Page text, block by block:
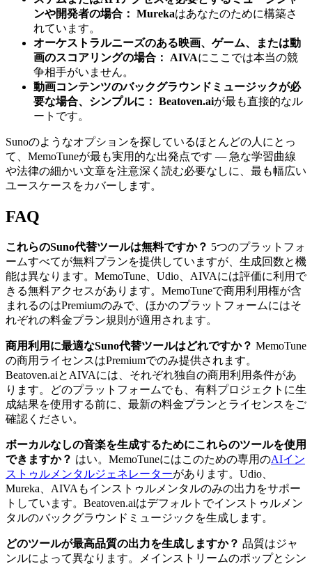
ンや開発者の場合： Murekaはあなたのために構築さ
れています。
オーケストラルニーズのある映画、ゲーム、または動
画のスコアリングの場合：
AIVAにここでは本当の競
争相手がいません。
動画コンテンツのバックグラウンドミュージックが必
要な場合、シンプルに： Beatoven.aiが最も直接的なル
ートです。
Sunoのようなオプションを探しているほとんどの人にとっ
て、MemoTuneが最も実用的な出発点です — 急な学習曲線
や法律の細かい文章を注意深く読む必要なしに、最も幅広い
ユースケースをカバーします。
FAQ
これらのSuno代替ツールは無料ですか？ 5つのプラットフォ
ームすべてが無料プランを提供していますが、生成回数と機
能は異なります。MemoTune、Udio、AIVAには評価に利用で
きる無料アクセスがあります。MemoTuneで商用利用権が含
まれるのはPremiumのみで、ほかのプラットフォームにはそ
れぞれの料金プラン規則が適用されます。
商用利用に最適なSuno代替ツールはどれですか？ MemoTune
の商用ライセンスはPremiumでのみ提供されます。
Beatoven.aiとAIVAには、それぞれ独自の商用利用条件があ
ります。どのプラットフォームでも、有料プロジェクトに生
成結果を使用する前に、最新の料金プランとライセンスをご
確認ください。
ボーカルなしの音楽を生成するためにこれらのツールを使用
できますか？ はい。MemoTuneにはこのための専用のAIイン
ストゥルメンタルジェネレーターがあります。Udio、
Mureka、AIVAもインストゥルメンタルのみの出力をサポー
トしています。Beatoven.aiはデフォルトでインストゥルメン
タルのバックグラウンドミュージックを生成します。
どのツールが最高品質の出力を生成しますか？ 品質はジャ
ンルによって異なります。メインストリームのポップとシン